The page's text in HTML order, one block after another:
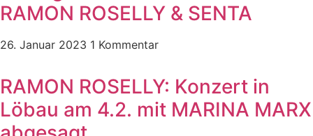
RAMON ROSELLY & SENTA
26. Januar 2023 1 Kommentar
RAMON ROSELLY: Konzert in
Löbau am 4.2. mit MARINA MARX